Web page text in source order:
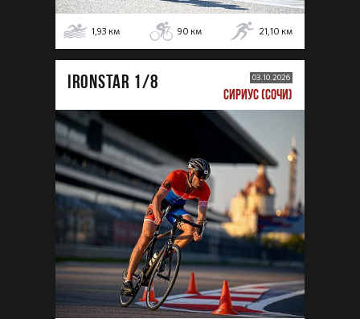
1,93 км 90 км 21,10 км
IRONSTAR 1/8 03.10.2026
СИРИУС (СОЧИ)